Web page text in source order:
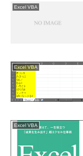
Excel VBA
Excel VBA
Excel VBA